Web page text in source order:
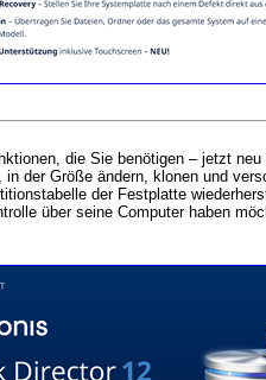
die Sie benötigen – jetzt
der Größe ändern, klonen und
der Festplatte
über seine Computer haben